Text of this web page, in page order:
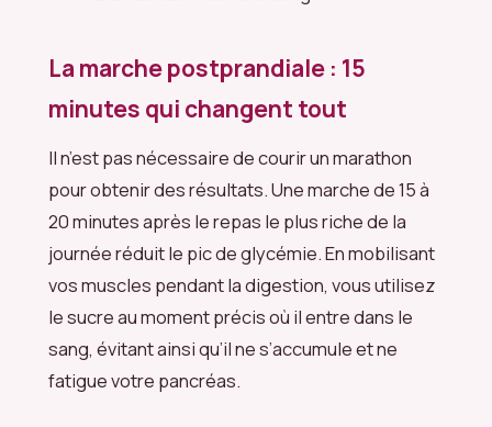
La marche postprandiale : 15
minutes qui changent tout
Il n’est pas nécessaire de courir un marathon
pour obtenir des résultats. Une marche de 15 à
20 minutes après le repas le plus riche de la
journée réduit le pic de glycémie. En mobilisant
vos muscles pendant la digestion, vous utilisez
le sucre au moment précis où il entre dans le
sang, évitant ainsi qu’il ne s’accumule et ne
fatigue votre pancréas.